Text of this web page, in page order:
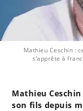
Mathieu Ceschin :
s’apprête à
Mathieu
son fils depuis